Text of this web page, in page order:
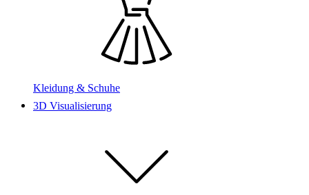
Kleidung & Schuhe
3D Visualisierung